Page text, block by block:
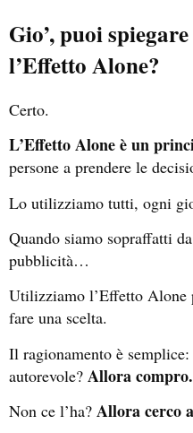
Gio’, puoi
l’Effetto Alone?
Certo.
L’Effetto Alone è un
persone a prendere le
Lo utilizziamo tutti, ogni
Quando siamo sopraffatti
pubblicità…
Utilizziamo l’Effetto Alone
fare una scelta.
Il ragionamento è
autorevole? Allora compro.
Non ce l’ha? Allora cerco